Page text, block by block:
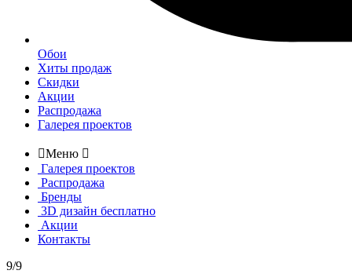
Обои
Хиты продаж
Скидки
Акции
Распродажа
Галерея проектов
Меню 
Галерея проектов
Распродажа
Бренды
3D дизайн бесплатно
Акции
Контакты
9/9